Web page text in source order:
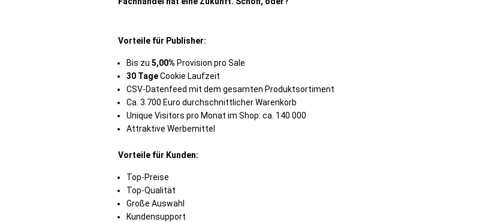
Vorteile für Publisher:
Bis zu 5,00% Provision pro Sale
30 TageCookie Laufzeit
CSV-Datenfeed mit dem gesamten Produktsortiment
Ca. 3.700 Euro durchschnittlicher Warenkorb
Unique Visitors pro Monat im Shop: ca. 140 000
Attraktive Werbemittel
Vorteile für Kunden:
Top-Preise
Top-Qualität
Große Auswahl
Kundensupport